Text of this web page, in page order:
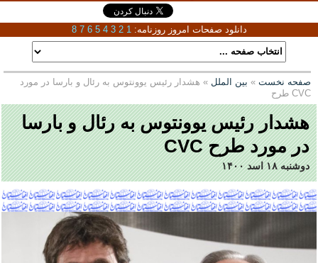
دانلود صفحات امروز روزنامه: 1
2
3
4
5
6
7
8
صفحه نخست » بین الملل » هشدار رئیس یوونتوس به رئال و بارسا در مورد
طرح CVC
هشدار رئیس یوونتوس به رئال و بارسا
در مورد طرح CVC
دوشنبه ۱۸ اسد ۱۴۰۰